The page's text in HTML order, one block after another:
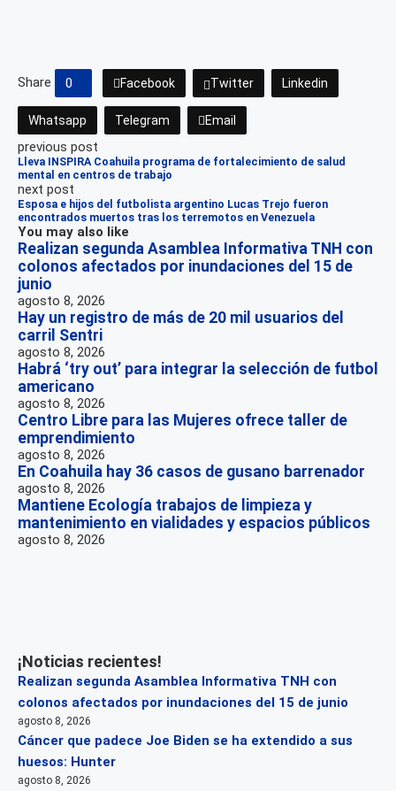
Share 0 Facebook Twitter Linkedin
Whatsapp Telegram Email
previous post
Lleva INSPIRA Coahuila programa de fortalecimiento de salud
mental en centros de trabajo
next post
Esposa e hijos del futbolista argentino Lucas Trejo fueron
encontrados muertos tras los terremotos en Venezuela
You may also like
Realizan segunda Asamblea Informativa TNH con
colonos afectados por inundaciones del 15 de
junio
agosto 8, 2026
Hay un registro de más de 20 mil usuarios del
carril Sentri
agosto 8, 2026
Habrá ‘try out’ para integrar la selección de futbol
americano
agosto 8, 2026
Centro Libre para las Mujeres ofrece taller de
emprendimiento
agosto 8, 2026
En Coahuila hay 36 casos de gusano barrenador
agosto 8, 2026
Mantiene Ecología trabajos de limpieza y
mantenimiento en vialidades y espacios públicos
agosto 8, 2026
¡Noticias recientes!
Realizan segunda Asamblea Informativa TNH con
colonos afectados por inundaciones del 15 de junio
agosto 8, 2026
Cáncer que padece Joe Biden se ha extendido a sus
huesos: Hunter
agosto 8, 2026